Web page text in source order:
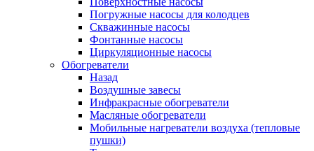
Погружные насосы для колодцев
Скважинные насосы
Фонтанные насосы
Циркуляционные насосы
Обогреватели
Назад
Воздушные завесы
Инфракрасные обогреватели
Масляные обогреватели
Мобильные нагреватели воздуха (тепловые
пушки)